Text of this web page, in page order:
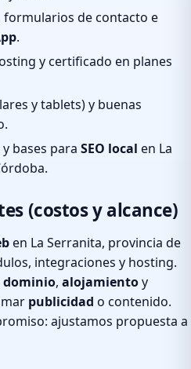
formularios de contacto e
.
y certificado en planes
y tablets) y buenas
y bases para SEO local en La
(costos y alcance)
en La Serranita, provincia de
integraciones y hosting.
dominio, alojamientoy
publicidad o contenido.
ajustamos propuesta a